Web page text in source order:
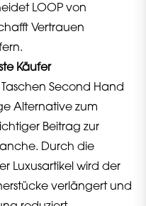
LOOP von
Vertrauen
Käufer
Second Hand
Alternative zum
Beitrag zur
Durch die
Luxusartikel wird der
verlängert und